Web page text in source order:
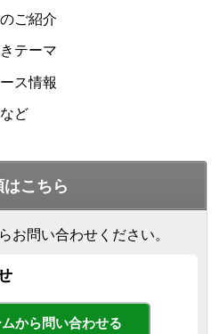
ご紹介
テーマ
ス情報
ど
こちら
お問い合わせください。
から問い合わせる